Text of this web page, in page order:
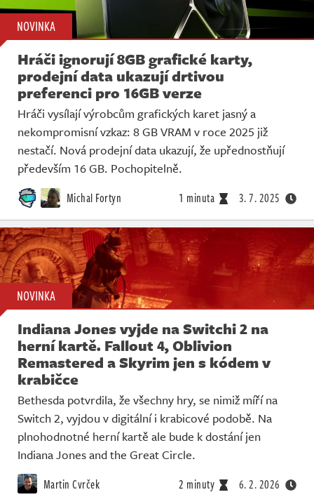
NOVINKA
Hráči ignorují 8GB grafické karty,
prodejní data ukazují drtivou
preferenci pro 16GB verze
Hráči vysílají výrobcům grafických karet jasný a
nekompromisní vzkaz: 8 GB VRAM v roce 2025 již
nestačí. Nová prodejní data ukazují, že upřednostňují
především 16 GB. Pochopitelně.
Michal Fortyn 1 minuta 3. 7. 2025
NOVINKA
Indiana Jones vyjde na Switchi 2 na
herní kartě. Fallout 4, Oblivion
Remastered a Skyrim jen s kódem v
krabičce
Bethesda potvrdila, že všechny hry, se nimiž míří na
Switch 2, vyjdou v digitální i krabicové podobě. Na
plnohodnotné herní kartě ale bude k dostání jen
Indiana Jones and the Great Circle.
Martin Cvrček 2 minuty 6. 2. 2026